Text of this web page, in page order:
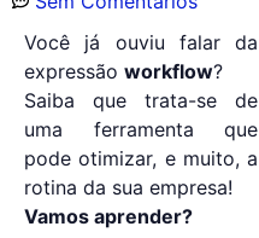
Você já ouviu falar da
expressão workflow?
Saiba que trata-se de
uma ferramenta que
pode otimizar, e muito, a
rotina da sua empresa!
Vamos aprender?